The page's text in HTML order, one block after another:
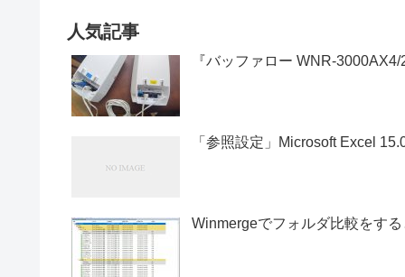
人気記事
『バッファロー WNR-
「参照設定」Microsoft Excel
Winmergeでフォルダ比較をす